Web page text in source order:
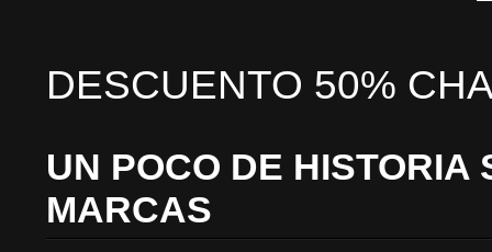
DESCUENTO 50%
UN POCO DE HISTORIA
MARCAS